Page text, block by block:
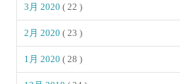
3月 2020( 22 )
2月 2020( 23 )
1月 2020( 28 )